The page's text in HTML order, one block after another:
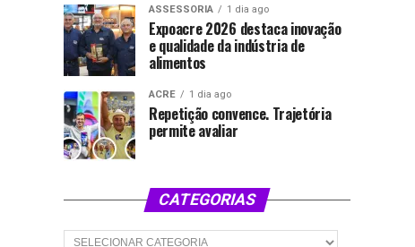
ASSESSORIA 1 dia ago
Expoacre 2026 destaca inovação
e qualidade da indústria de
alimentos
ACRE 1 dia ago
Repetição convence. Trajetória
permite avaliar
CATEGORIAS
Categorias